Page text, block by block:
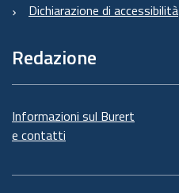
Dichiarazione di accessibilità
Redazione
Informazioni sul Burert
e contatti